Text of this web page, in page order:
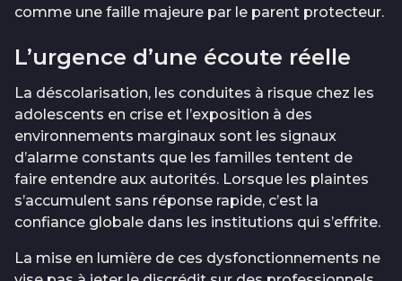
comme une faille majeure par le parent protecteur.
L’urgence d’une écoute réelle
La déscolarisation, les conduites à risque chez les
adolescents en crise et l’exposition à des
environnements marginaux sont les signaux
d’alarme constants que les familles tentent de
faire entendre aux autorités. Lorsque les plaintes
s’accumulent sans réponse rapide, c’est la
confiance globale dans les institutions qui s’effrite.
La mise en lumière de ces dysfonctionnements ne